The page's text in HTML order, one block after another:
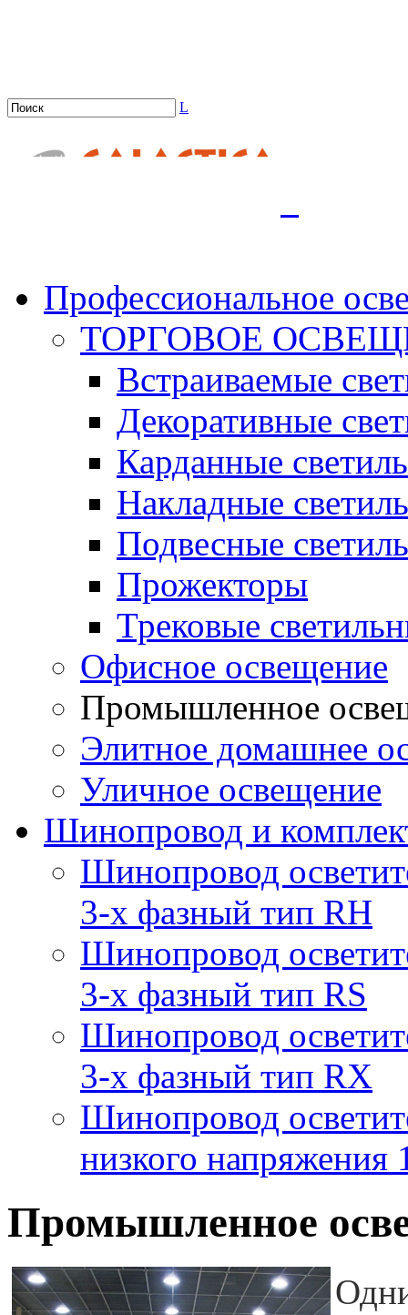
L
Профессиональное
ТОРГОВОЕ
Встраиваемые
Декоративные
Карданные
Накладные
Подвесные
Прожекторы
Трековые
Офисное освещение
Промышленное
Элитное домашнее
Уличное освещение
Шинопровод и
Шинопровод
3-х фазный тип RH
Шинопровод
3-х фазный тип RS
Шинопровод
3-х фазный тип RX
Шинопровод
низкого напряжения
Промышленное